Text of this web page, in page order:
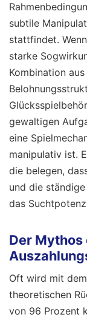
subtile
stattfindet.
starke
Kombination
gewaltigen
eine
manipulativ ist.
die belegen,
und die
das
Der
Oft wird mit
theoretischen
von 96 Prozent